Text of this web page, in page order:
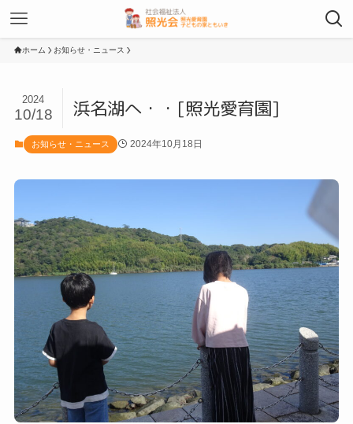
ホーム お知らせ・ニュース
浜名湖へ・・[照光愛育園]
2024
10/18
お知らせ・ニュース 2024年10月18日